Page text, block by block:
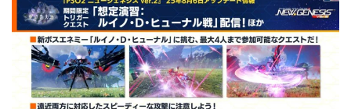
を有利に進められるギミックも配置されているた
め、上手く活用しよう！
青空の下、サーフィンをしているかのような新た
な体験を味わうことができるクエスト！ぜひ遊ん
でみよう！